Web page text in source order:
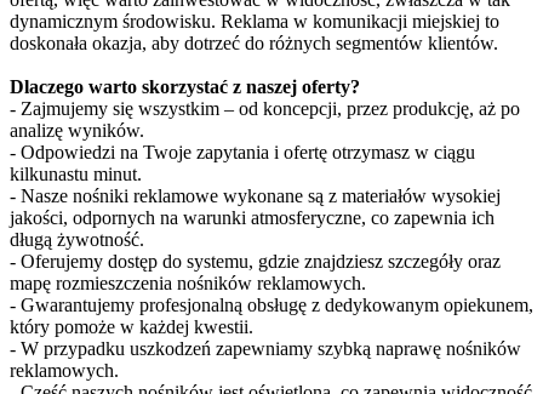
dynamicznym środowisku. Reklama w komunikacji miejskiej to
doskonała okazja, aby dotrzeć do różnych segmentów klientów.
Dlaczego warto skorzystać z naszej oferty?
- Zajmujemy się wszystkim – od koncepcji, przez produkcję, aż po
analizę wyników.
- Odpowiedzi na Twoje zapytania i ofertę otrzymasz w ciągu
kilkunastu minut.
- Nasze nośniki reklamowe wykonane są z materiałów wysokiej
jakości, odpornych na warunki atmosferyczne, co zapewnia ich
długą żywotność.
- Oferujemy dostęp do systemu, gdzie znajdziesz szczegóły oraz
mapę rozmieszczenia nośników reklamowych.
- Gwarantujemy profesjonalną obsługę z dedykowanym opiekunem,
który pomoże w każdej kwestii.
- W przypadku uszkodzeń zapewniamy szybką naprawę nośników
reklamowych.